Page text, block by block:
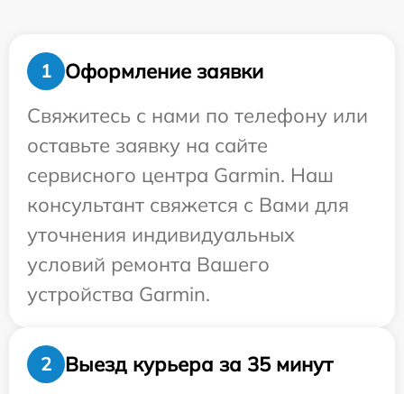
1
Оформление заявки
Свяжитесь с нами по телефону или
оставьте заявку на сайте
сервисного центра Garmin. Наш
консультант свяжется с Вами для
уточнения индивидуальных
условий ремонта Вашего
устройства Garmin.
2 Выезд курьера за 35 минут